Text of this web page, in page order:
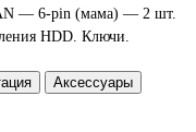
— 6-pin (мама) — 2 шт.
HDD. Ключи.
Аксессуары